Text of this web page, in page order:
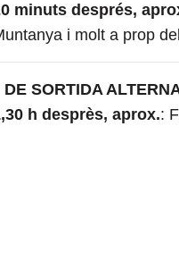
minuts després,
i molt a prop
DE SORTIDA
h desprès, aprox.: